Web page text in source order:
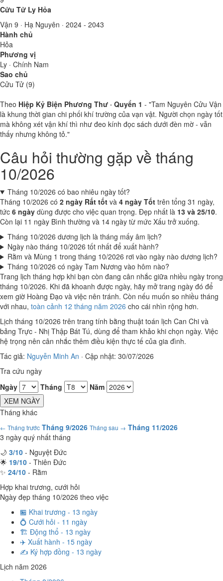
Cửu Tử Ly Hỏa
Vận 9 · Hạ Nguyên · 2024 - 2043
Hành chủ
Hỏa
Phương vị
Ly · Chính Nam
Sao chủ
Cửu Tử (9)
Theo Hiệp Kỷ Biện Phương Thư · Quyển 1 - "Tam Nguyên Cửu Vận
là khung thời gian chi phối khí trường của vạn vật. Người chọn ngày tốt
mà không xét vận khí thì như đeo kính đọc sách dưới đèn mờ - vẫn
thấy nhưng không tỏ."
Câu hỏi thường gặp về tháng
10/2026
Tháng 10/2026 có bao nhiêu ngày tốt?
Tháng 10/2026 có 2 ngày Rất tốt và 4 ngày Tốt trên tổng 31 ngày,
tức 6 ngày dùng được cho việc quan trọng. Đẹp nhất là 13 và 25/10.
Còn lại 11 ngày Bình thường và 14 ngày từ mức Xấu trở xuống.
Tháng 10/2026 dương lịch là tháng mấy âm lịch?
Ngày nào tháng 10/2026 tốt nhất để xuất hành?
Rằm và Mùng 1 trong tháng 10/2026 rơi vào ngày nào dương lịch?
Tháng 10/2026 có ngày Tam Nương vào hôm nào?
Trang lịch tháng hợp khi bạn còn đang cân nhắc giữa nhiều ngày trong
tháng 10/2026. Khi đã khoanh được ngày, hãy mở trang ngày đó để
xem giờ Hoàng Đạo và việc nên tránh. Còn nếu muốn so nhiều tháng
với nhau, toàn cảnh 12 tháng năm 2026 cho cái nhìn rộng hơn.
Lịch tháng 10/2026 trên trang tính bằng thuật toán lịch Can Chi và
bảng Trực - Nhị Thập Bát Tú, dùng để tham khảo khi chọn ngày. Việc
hệ trọng nên cân nhắc thêm điều kiện thực tế của gia đình.
Tác giả: Nguyễn Minh An · Cập nhật: 30/07/2026
Tra cứu ngày
Ngày
Tháng
Năm
XEM NGÀY
Tháng khác
← Tháng trước Tháng 9/2026 Tháng sau → Tháng 11/2026
3 ngày quý nhất tháng
🌙 3/10 - Nguyệt Đức
🌟 19/10 - Thiên Đức
✨ 24/10 - Rằm
Hợp khai trương, cưới hỏi
Ngày đẹp tháng 10/2026 theo việc
🏪 Khai trương - 13 ngày
💍 Cưới hỏi - 11 ngày
🏗️ Động thổ - 13 ngày
✈️ Xuất hành - 15 ngày
✍️ Ký hợp đồng - 13 ngày
Lịch năm 2026